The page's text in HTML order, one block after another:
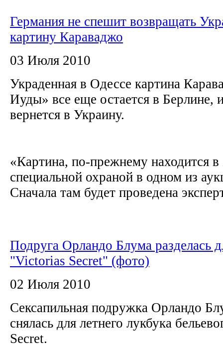
Германия не спешит возвращать
картину Караваджо
03 Июля 2010
Украденная в Одессе картина
Иуды» все еще остается в Берлине,
вернется в Украину.
«Картина, по-прежнему находится
специальной охраной в одном из
Сначала там будет проведена
Подруга Орландо Блума разделась
"Victorias Secret" (фото)
02 Июля 2010
Сексапильная подружка Орландо
снялась для летнего лукбука
Secret.